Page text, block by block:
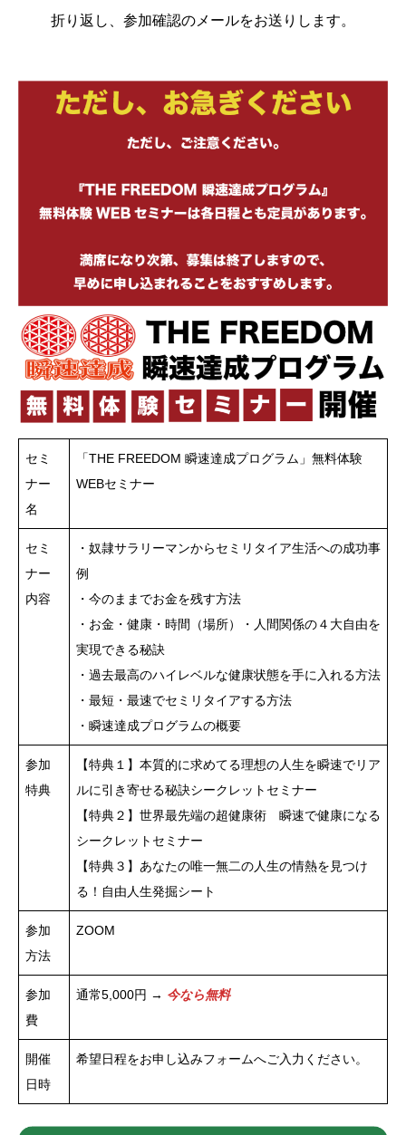
折り返し、参加確認のメールをお送りします。
セミ
ナー
名
「THE FREEDOM 瞬速達成プログラム」無料体験
WEBセミナー
セミ
ナー
内容
・奴隷サラリーマンからセミリタイア生活への成功事
例
・今のままでお金を残す方法
・お金・健康・時間（場所）・人間関係の４大自由を
実現できる秘訣
・過去最高のハイレベルな健康状態を手に入れる方法
・最短・最速でセミリタイアする方法
・瞬速達成プログラムの概要
参加
特典
【特典１】本質的に求めてる理想の人生を瞬速でリア
ルに引き寄せる秘訣シークレットセミナー
【特典２】世界最先端の超健康術 瞬速で健康になる
シークレットセミナー
【特典３】あなたの唯一無二の人生の情熱を見つけ
る！自由人生発掘シート
参加
方法
ZOOM
参加
費
通常5,000円 → 今なら無料
開催
日時
希望日程をお申し込みフォームへご入力ください。